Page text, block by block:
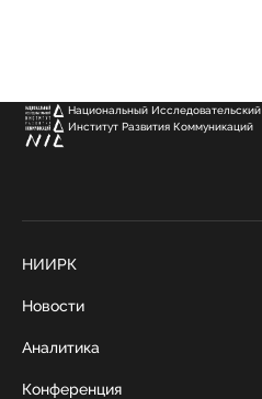
Национальный Исследовательский
Институт Развития Коммуникаций
НИИРК
Новости
Аналитика
Конференция